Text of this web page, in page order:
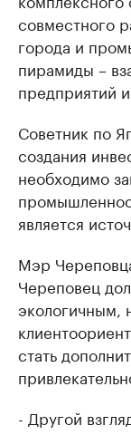
совместного
города и
пирамиды –
предприятий
Советник по
создания
необходимо
является
Мэр
Череповец
экологичным,
стать
- Другой